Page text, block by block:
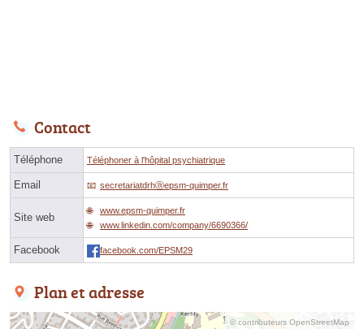
Contact
Téléphone Téléphoner à l'hôpital psychiatrique
Email secretariatdrhⓐepsm-quimper.fr
Site web
www.epsm-quimper.fr
www.linkedin.com/company/6690366/
Facebook facebook.com/EPSM29
Plan et adresse
© contributeurs OpenStreetMap